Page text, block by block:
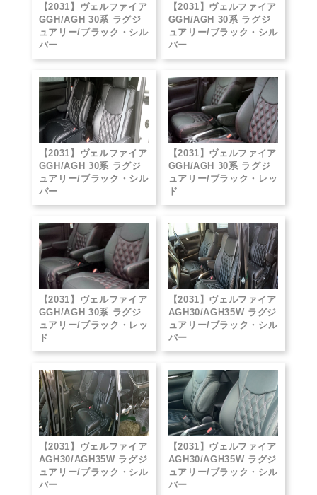
【2031】ヴェルファイア
GGH/AGH 30系 ラグジ
ュアリー/ブラック・シル
バー
【2031】ヴェルファイア
GGH/AGH 30系 ラグジ
ュアリー/ブラック・シル
バー
【2031】ヴェルファイア
GGH/AGH 30系 ラグジ
ュアリー/ブラック・シル
バー
【2031】ヴェルファイア
GGH/AGH 30系 ラグジ
ュアリー/ブラック・レッ
ド
【2031】ヴェルファイア
GGH/AGH 30系 ラグジ
ュアリー/ブラック・レッ
ド
【2031】ヴェルファイア
AGH30/AGH35W ラグジ
ュアリー/ブラック・シル
バー
【2031】ヴェルファイア
AGH30/AGH35W ラグジ
ュアリー/ブラック・シル
バー
【2031】ヴェルファイア
AGH30/AGH35W ラグジ
ュアリー/ブラック・シル
バー